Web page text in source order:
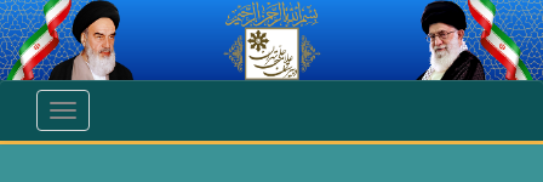
انتقال به محتوای اصلی
Toggle